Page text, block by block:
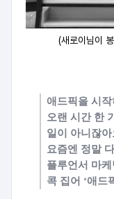
(새로이님이
애드픽을 시
오랜 시간 한
일이 아니잖아
요즘엔 정말
플루언서 마
콕 집어 ‘애드